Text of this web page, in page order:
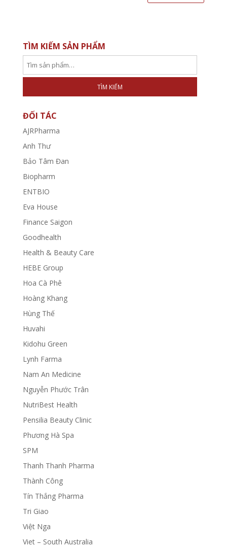
TÌM KIẾM SẢN PHẨM
TÌM KIẾM
ĐỐI TÁC
AJRPharma
Anh Thư
Bảo Tâm Đan
Biopharm
ENTBIO
Eva House
Finance Saigon
Goodhealth
Health & Beauty Care
HEBE Group
Hoa Cà Phê
Hoàng Khang
Hùng Thế
Huvahi
Kidohu Green
Lynh Farma
Nam An Medicine
Nguyễn Phước Trân
NutriBest Health
Pensilia Beauty Clinic
Phương Hà Spa
SPM
Thanh Thanh Pharma
Thành Công
Tín Thắng Pharma
Tri Giao
Việt Nga
Viet – South Australia